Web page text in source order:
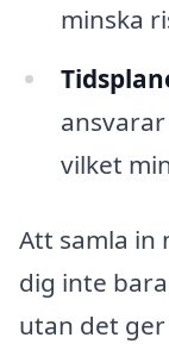
minska
vilket
Att samla in
dig inte
utan det